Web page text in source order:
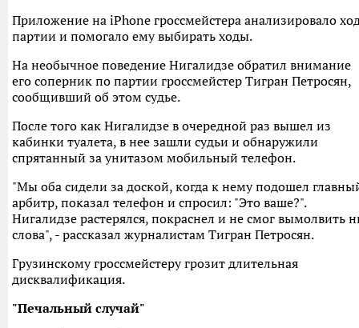
Приложение на iPhone гроссмейстера анализировало
партии и помогало ему выбирать ходы.
На необычное поведение Нигалидзе обратил внимание
его соперник по партии гроссмейстер Тигран Петросян,
сообщивший об этом судье.
После того как Нигалидзе в очередной раз вышел из
кабинки туалета, в нее зашли судьи и обнаружили
спрятанный за унитазом мобильный телефон.
"Мы оба сидели за доской, когда к нему подошел
арбитр, показал телефон и спросил: "Это ваше?".
Нигалидзе растерялся, покраснел и не смог вымолвить
слова", - рассказал журналистам Тигран Петросян.
Грузинскому гроссмейстеру грозит длительная
дисквалификация.
"Печальный случай"